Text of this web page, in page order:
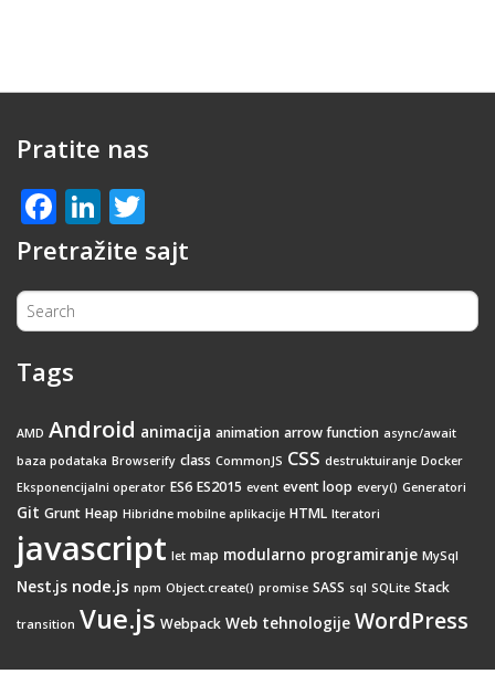
Pratite nas
Facebook
LinkedIn
Pretražite sajt
Tags
AMD Android animacija animation arrow function async/await
baza podataka Browserify class CommonJS CSS destruktuiranje Docker
Eksponencijalni operator ES6 ES2015 event event loop every() Generatori
Git Grunt Heap Hibridne mobilne aplikacije HTML Iteratori
javascript let map modularno programiranje MySql
Nest.js node.js npm Object.create() promise SASS sql SQLite Stack
transition Vue.js Webpack Web tehnologije WordPress